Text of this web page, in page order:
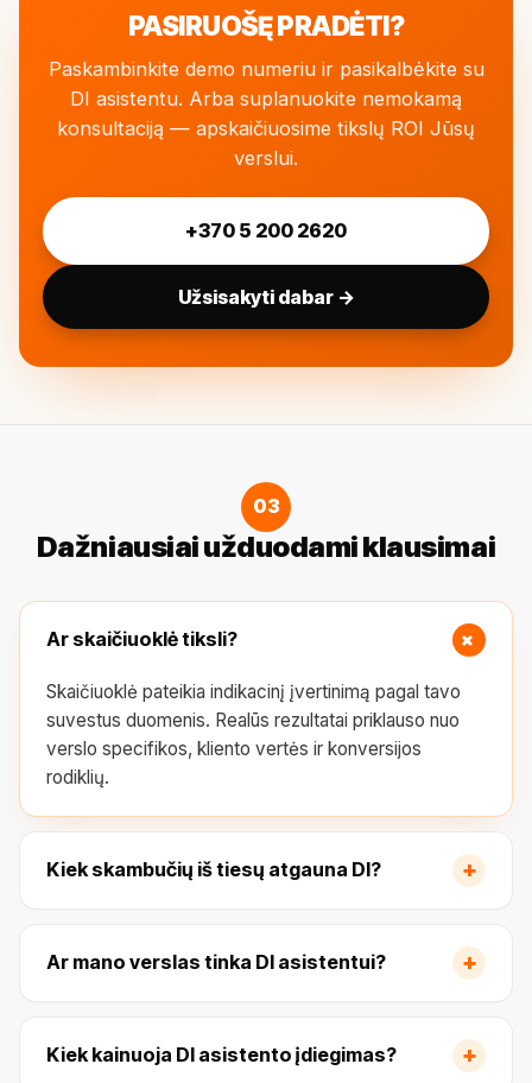
PASIRUOŠĘ PRADĖTI?
Paskambinkite demo numeriu ir pasikalbėkite su
DI asistentu. Arba suplanuokite nemokamą
konsultaciją — apskaičiuosime tikslų ROI Jūsų
verslui.
+370 5 200 2620
Užsisakyti dabar →
03
Dažniausiai užduodami klausimai
Ar skaičiuoklė tiksli? +
Skaičiuoklė pateikia indikacinį įvertinimą pagal tavo
suvestus duomenis. Realūs rezultatai priklauso nuo
verslo specifikos, kliento vertės ir konversijos
rodiklių.
Kiek skambučių iš tiesų atgauna DI? +
Ar mano verslas tinka DI asistentui? +
Kiek kainuoja DI asistento įdiegimas? +